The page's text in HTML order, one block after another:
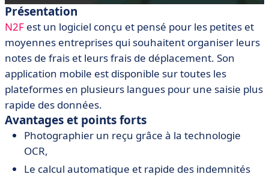
Présentation
N2F est un logiciel conçu et pensé pour les petites et
moyennes entreprises qui souhaitent organiser leurs
notes de frais et leurs frais de déplacement. Son
application mobile est disponible sur toutes les
plateformes en plusieurs langues pour une saisie plus
rapide des données.
Avantages et points forts
Photographier un reçu grâce à la technologie
OCR,
Le calcul automatique et rapide des indemnités